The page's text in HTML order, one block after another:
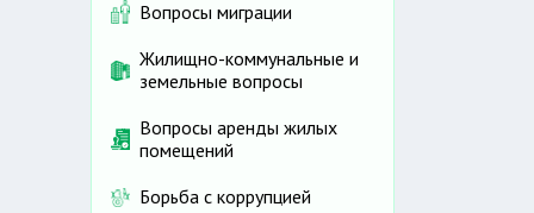
Вопросы миграции
Жилищно-коммунальные и
земельные вопросы
Вопросы аренды жилых
помещений
Борьба с коррупцией